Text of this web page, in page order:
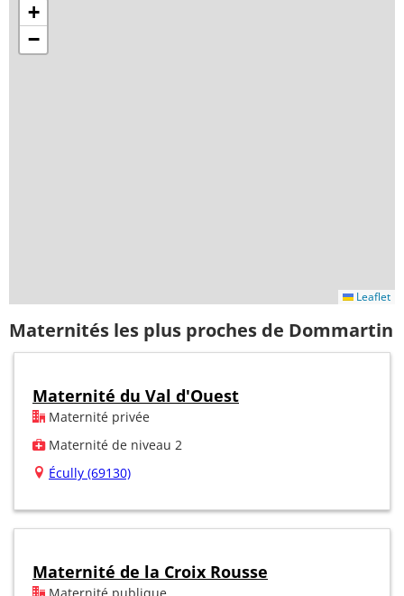
+
−
Leaflet
Maternités les plus proches de Dommartin
Maternité du Val d'Ouest
Maternité privée
Maternité de niveau 2
Écully (69130)
Maternité de la Croix Rousse
Maternité publique